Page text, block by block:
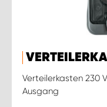
Verteilerkasten 230
Ausgang